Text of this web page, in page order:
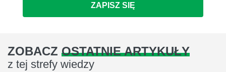
ZAPISZ SIĘ
ZOBACZ OSTATNIE ARTYKUŁY
z tej strefy wiedzy